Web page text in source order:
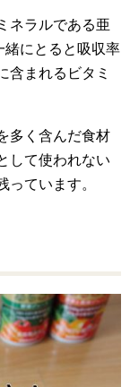
ネラルである亜
緒にとると吸収率
含まれるビタミ
多く含んだ食材
して使われない
ています。